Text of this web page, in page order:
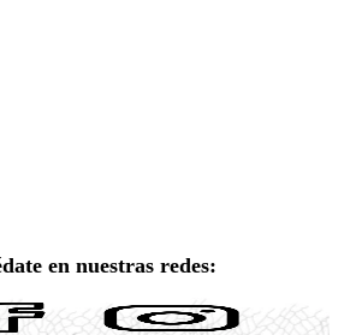
en nuestras redes: